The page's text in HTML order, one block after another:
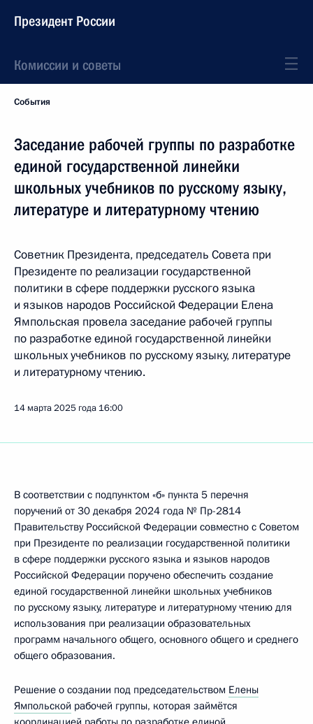
Президент России
Комиссии и советы
События
Заседание рабочей группы по разработке
единой государственной линейки
школьных учебников по русскому языку,
литературе и литературному чтению
Советник Президента, председатель Совета при
Президенте по реализации государственной
политики в сфере поддержки русского языка
и языков народов Российской Федерации Елена
Ямпольская провела заседание рабочей группы
по разработке единой государственной линейки
школьных учебников по русскому языку, литературе
и литературному чтению.
14 марта 2025 года 16:00
В соответствии с подпунктом «б» пункта 5 перечня
поручений от 30 декабря 2024 года № Пр-2814
Правительству Российской Федерации совместно с Советом
при Президенте по реализации государственной политики
в сфере поддержки русского языка и языков народов
Российской Федерации поручено обеспечить создание
единой государственной линейки школьных учебников
по русскому языку, литературе и литературному чтению для
использования при реализации образовательных
программ начального общего, основного общего и среднего
общего образования.
Решение о создании под председательством Елены
Ямпольской рабочей группы, которая займётся